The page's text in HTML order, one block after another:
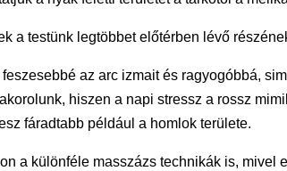
a testünk legtöbbet előtérben lévő
az arc izmait és ragyogóbbá,
hiszen a napi stressz a rossz
fáradtabb például a homlok területe.
a különféle masszázs technikák is, mivel